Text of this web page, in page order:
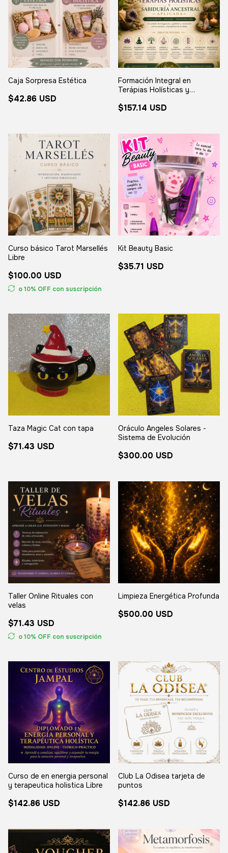
Caja Sorpresa Estética
$42.86 USD
Formación Integral en
Terápias Holísticas y
$157.14 USD
Curso básico Tarot Marsellés
Libre
$100.00 USD
o 10% OFF con suscripción
Kit Beauty Basic
$35.71 USD
Taza Magic Cat con tapa
$71.43 USD
Oráculo Angeles Solares -
Sistema de Evolución
$300.00 USD
Taller Online Rituales con
velas
$71.43 USD
o 10% OFF con suscripción
Limpieza Energética Profunda
$500.00 USD
Curso de en energia personal
y terapeutica holistica Libre
$142.86 USD
Club La Odisea tarjeta de
puntos
$142.86 USD